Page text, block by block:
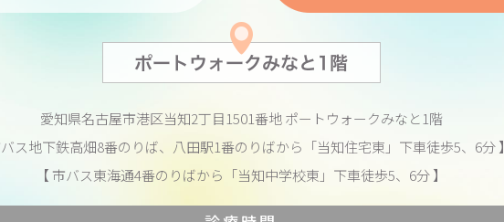
愛知県名古屋市港区当知2丁目1501番地ポートウォークみなと1階
バス地下鉄高畑8番のりば、八田駅1番のりばから 「当知住宅東」下車徒歩5、6分 】
【 市バス東海通4番のりばから 「当知中学校東」下車徒歩5、6分 】